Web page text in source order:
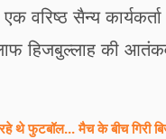
वरिष्ठ सैन्य
हिजबुल्लाह की
फुटबॉल... मैच के बीच गिरी